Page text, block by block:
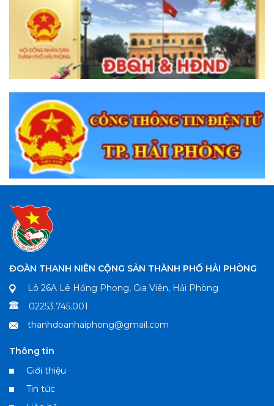
ĐOÀN THANH NIÊN CỘNG SẢN THÀNH PHỐ HẢI PHÒNG
Lô 26A Lê Hồng Phong, Gia Viên, Hải Phòng
02253.745.001
thanhdoanhaiphong@gmail.com
Thông tin
Giới thiệu
Tin tức